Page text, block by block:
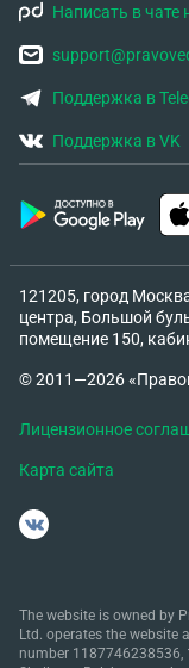
Написать в чате
Поддержка в
Поддержка в VK
121205, город
центра, Большой
помещение 150,
© 2011—2026
Лицензионное
Карта сайта
The website is owned by
Ltd. operates the website
number 1187746238536,